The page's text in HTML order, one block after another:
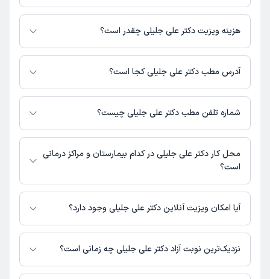
دکتر علی جلیلی در تشخیص علائم و درمان بیماری‌های مرتبط با کودکان و اطفال
فعالیت می‌کنند.
هزینه ویزیت دکتر علی جلیلی چقدر است؟
برای اطلاع از هزینه ویزیت دکتر علی جلیلی، لازم است با مطب تماس بگیرید.
آدرس مطب دکتر علی جلیلی کجا است؟
دکتر علی جلیلی 1 مطب فعال دارند. آدرس مطب‌های دکتر علی جلیلی به شرح
زیر است.
شماره تلفن مطب دکتر علی جلیلی چیست؟
مطب میدان شهدا : 03535273561
محل کار دکتر علی جلیلی در کدام بیمارستان و مراکز درمانی
است؟
اطلاعاتی درباره محل فعالیت دکتر علی جلیلی در مراکز درمانی در دسترس
نیست.
آیا امکان ویزیت آنلاین دکتر علی جلیلی وجود دارد؟
در حال حاضر اطلاعاتی درباره ارائه ویزیت آنلاین توسط دکتر علی جلیلی در
دسترس نیست. برای دریافت اطلاعات دقیق‌تر، لطفاً با مطب تماس بگیرید.
نزدیک‌ترین نوبت آزاد دکتر علی جلیلی چه زمانی است؟
دکتر علی جلیلی از روز دوشنبه 19 مرداد 1405 بیمار جدید می‌پذیرند.